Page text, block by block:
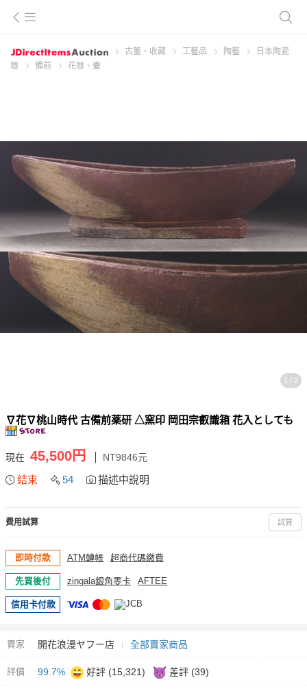
古董、收藏 工藝品 陶藝
日本陶瓷
器
備前 花器、壷
1 / 2
∇花∇桃山時代 古備前薬研 △窯印 岡田宗叡識箱 花入としても
現在 45,500円 NT9846元
結束 54 描述中說明
費用試算 試算
即時付款 ATM轉帳 超商代碼繳費
先買後付 zingala銀角零卡 AFTEE
信用卡付款
賣家 開花浪漫ヤフー店 全部賣家商品
評價 99.7% 好評 (15,321) 差評 (39)